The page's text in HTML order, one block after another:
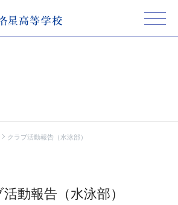
クラブ活動報告（水泳部）
動報告（水泳部）